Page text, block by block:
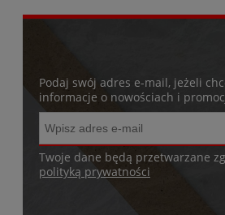
Podaj swój adres e-mail, jeżeli
informacje o nowościach i
Twoje dane będą przetwarzane
polityką prywatności